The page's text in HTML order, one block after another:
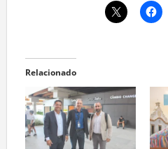
Relacionado